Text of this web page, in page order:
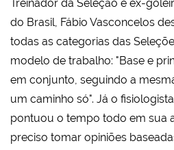
Treinador da Seleção e ex-
do Brasil, Fábio Vasconcelos
todas as categorias das
modelo de trabalho: "Base e
em conjunto, seguindo a
um caminho só". Já o
pontuou o tempo todo em sua
preciso tomar opiniões